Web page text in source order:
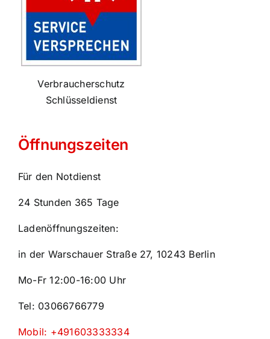
Verbraucherschutz
Schlüsseldienst
Öffnungszeiten
Für den Notdienst
24 Stunden 365 Tage
Ladenöffnungszeiten:
in der Warschauer Straße 27, 10243 Berlin
Mo-Fr 12:00-16:00 Uhr
Tel: 03066766779
Mobil: +491603333334